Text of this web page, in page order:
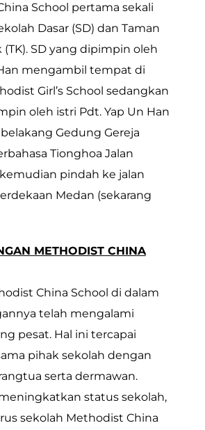
School pertama sekali
Dasar (SD) dan Taman
(TK). SD yang dipimpin oleh
mengambil tempat di
Girl’s School sedangkan
oleh istri Pdt. Yap Un Han
Gedung Gereja
Tionghoa Jalan
pindah ke jalan
Medan (sekarang
METHODIST CHINA
China School di dalam
telah mengalami
pesat. Hal ini tercapai
pihak sekolah dengan
serta dermawan.
status sekolah,
sekolah Methodist China